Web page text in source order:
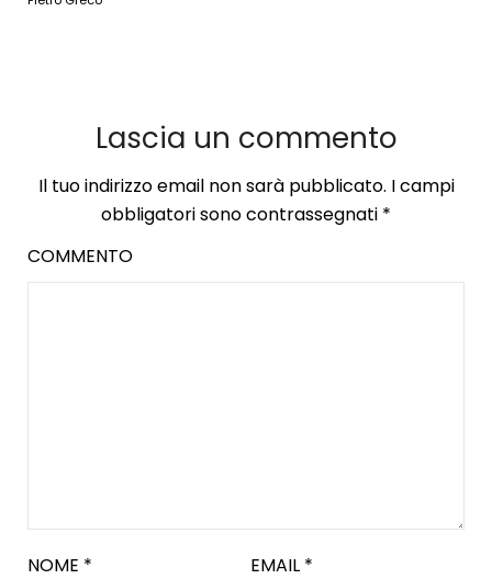
Lascia un commento
Il tuo indirizzo email non sarà pubblicato. I campi
obbligatori sono contrassegnati *
COMMENTO
NOME * EMAIL *